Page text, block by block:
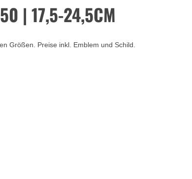
| 17,5-24,5CM
Größen. Preise inkl. Emblem und Schild.